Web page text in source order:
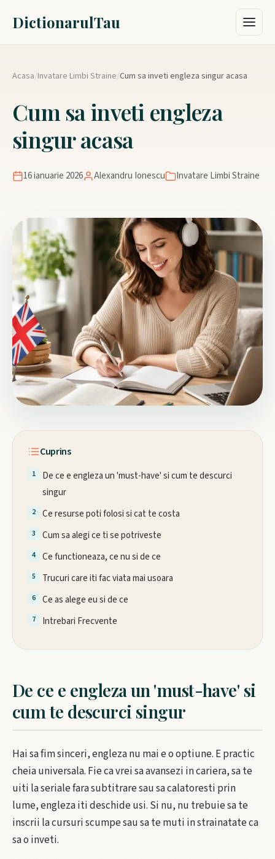
DictionarulTau
Acasa/Invatare Limbi Straine/Cum sa inveti engleza singur acasa
Cum sa inveti engleza
singur acasa
16 ianuarie 2026 Alexandru Ionescu Invatare Limbi Straine
Cuprins
De ce e engleza un 'must-have' si cum te descurci
singur
Ce resurse poti folosi si cat te costa
Cum sa alegi ce ti se potriveste
Ce functioneaza, ce nu si de ce
Trucuri care iti fac viata mai usoara
Ce as alege eu si de ce
Intrebari Frecvente
De ce e engleza un 'must-have' si
cum te descurci singur
Hai sa fim sinceri, engleza nu mai e o optiune. E practic
cheia universala. Fie ca vrei sa avansezi in cariera, sa te
uiti la seriale fara subtitrare sau sa calatoresti prin
lume, engleza iti deschide usi. Si nu, nu trebuie sa te
inscrii la cursuri scumpe sau sa te muti in strainatate ca
sa o inveti.